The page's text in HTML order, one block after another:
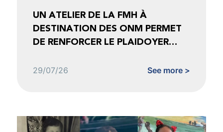
UN ATELIER DE LA FMH À
DESTINATION DES ONM PERMET
DE RENFORCER LE PLAIDOYER
29/07/26 See more >